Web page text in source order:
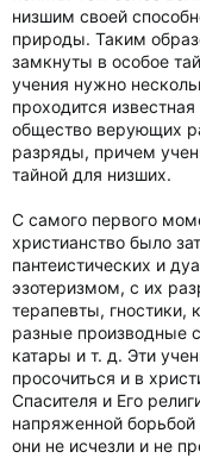
низшим своей
природы. Таким
замкнуты в особое
учения нужно
проходится
общество верующих
разряды, причем
тайной для низших.
С самого первого
христианство было
пантеистических и
эзотеризмом, с их
терапевты, гностики,
разные производные
катары и т. д. Эти
просочиться и в
Спасителя и Его
напряженной борьбой
они не исчезли и не